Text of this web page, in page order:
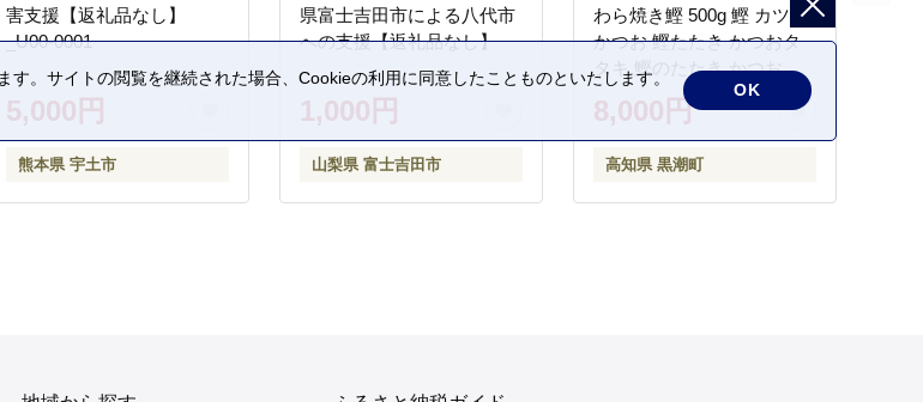
害支援【返礼品なし】
_U00-0001
5,000円
熊本県 宇土市
県富士吉田市による八代市
への支援【返礼品なし】
1,000円
山梨県 富士吉田市
わら焼き鰹 500g 鰹 カツオ
かつお 鰹たたき かつおタ
タキ 鰹のたたき かつおの
タタキ 藁焼き わら焼き 魚
さかな 海鮮 刺身 お刺身 冷
凍 ご家庭用 グルメ 特産品
ご当地 本場 高知 黒潮町 ギ
フト 贈答品 人気 返礼品 ふ
8,000円
高知県 黒潮町
。サイトの閲覧を継続された場合、Cookieの利用に同意したことものといたします。
OK